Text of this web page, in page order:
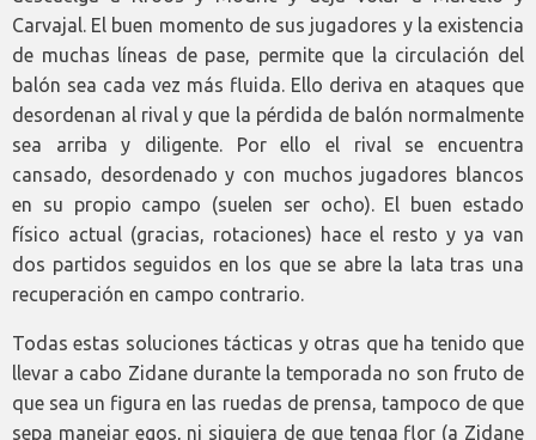
Carvajal. El buen momento de sus jugadores y la existencia
de muchas líneas de pase, permite que la circulación del
balón sea cada vez más fluida. Ello deriva en ataques que
desordenan al rival y que la pérdida de balón normalmente
sea arriba y diligente. Por ello el rival se encuentra
cansado, desordenado y con muchos jugadores blancos
en su propio campo (suelen ser ocho). El buen estado
físico actual (gracias, rotaciones) hace el resto y ya van
dos partidos seguidos en los que se abre la lata tras una
recuperación en campo contrario.
Todas estas soluciones tácticas y otras que ha tenido que
llevar a cabo Zidane durante la temporada no son fruto de
que sea un figura en las ruedas de prensa, tampoco de que
sepa manejar egos, ni siquiera de que tenga flor (a Zidane